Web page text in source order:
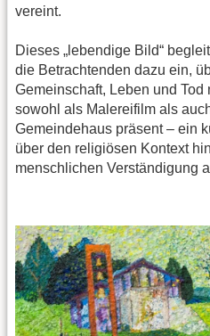
vereint.
Dieses „lebendige Bild“
die Betrachtenden dazu ein,
Gemeinschaft, Leben und
sowohl als Malereifilm als
Gemeindehaus präsent – ein
über den religiösen Kontext
menschlichen Verständigung